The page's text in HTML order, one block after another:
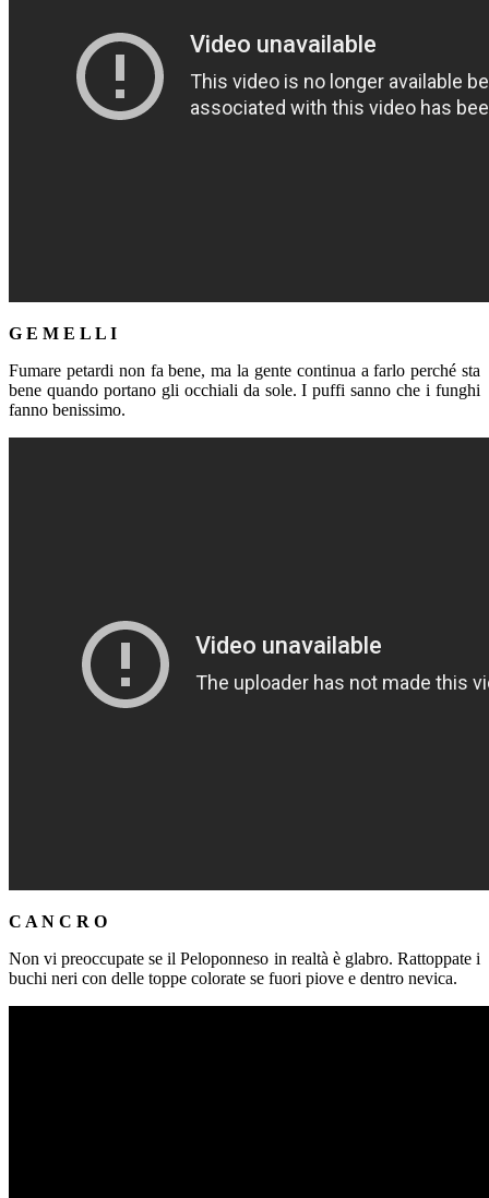
G E M E L L I
Fumare petardi non fa bene, ma la gente continua a farlo perché sta
bene quando portano gli occhiali da sole. I puffi sanno che i funghi
fanno benissimo.
C A N C R O
Non vi preoccupate se il Peloponneso in realtà è glabro. Rattoppate i
buchi neri con delle toppe colorate se fuori piove e dentro nevica.